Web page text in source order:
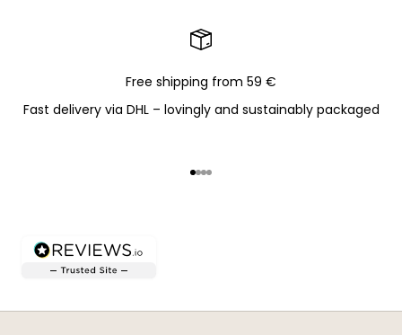
Free shipping from 59 €
Fast delivery via DHL – lovingly and sustainably packaged
Go to item 1
Go to item 2
Go to item 3
Go to item 4